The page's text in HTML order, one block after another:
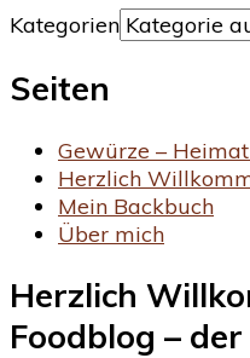
Kategorien
Seiten
Gewürze –
Herzlich
Mein Backbuch
Über mich
Herzlich
Foodblog –